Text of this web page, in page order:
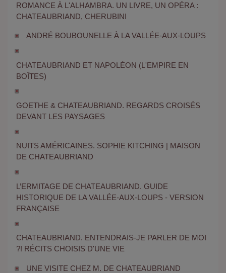
ROMANCE À L'ALHAMBRA. UN LIVRE, UN OPÉRA :
CHATEAUBRIAND, CHERUBINI
ANDRÉ BOUBOUNELLE À LA VALLÉE-AUX-LOUPS
CHATEAUBRIAND ET NAPOLÉON (L'EMPIRE EN
BOÎTES)
GOETHE & CHATEAUBRIAND. REGARDS CROISÉS
DEVANT LES PAYSAGES
NUITS AMÉRICAINES. SOPHIE KITCHING | MAISON
DE CHATEAUBRIAND
L’ERMITAGE DE CHATEAUBRIAND. GUIDE
HISTORIQUE DE LA VALLÉE-AUX-LOUPS - VERSION
FRANÇAISE
CHATEAUBRIAND. ENTENDRAIS-JE PARLER DE MOI
?! RÉCITS CHOISIS D'UNE VIE
UNE VISITE CHEZ M. DE CHATEAUBRIAND